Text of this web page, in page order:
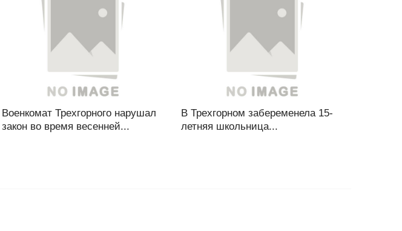
Военкомат Трехгорного нарушал
закон во время весенней...
В Трехгорном забеременела 15-
летняя школьница...